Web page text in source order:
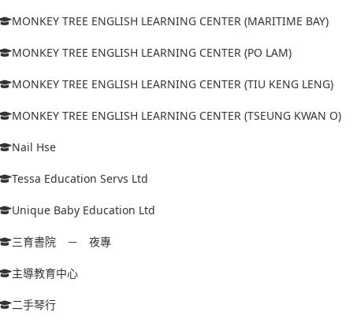
MONKEY TREE ENGLISH LEARNING CENTER (MARITIME BAY)
MONKEY TREE ENGLISH LEARNING CENTER (PO LAM)
MONKEY TREE ENGLISH LEARNING CENTER (TIU KENG LENG)
MONKEY TREE ENGLISH LEARNING CENTER (TSEUNG KWAN O)
Nail Hse
Tessa Education Servs Ltd
Unique Baby Education Ltd
三育書院 － 夜專
主導教育中心
二手琴行